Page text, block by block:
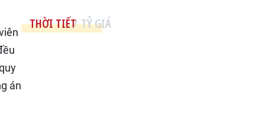
án
THỜI TIẾT TỶ GIÁ